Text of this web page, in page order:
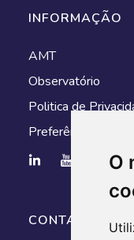
O
INFORMAÇÃO
AMT
Observatório
Politica de
Preferências de
CONTACTOS